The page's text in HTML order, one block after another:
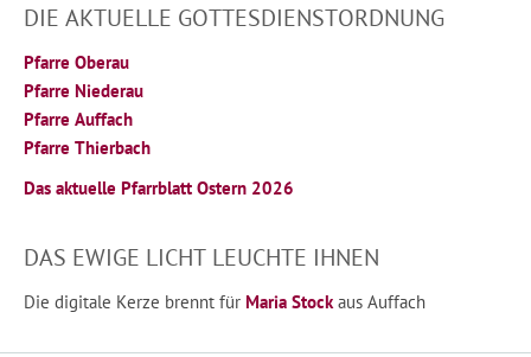
DIE AKTUELLE GOTTESDIENSTORDNUNG
Pfarre Oberau
Pfarre Niederau
Pfarre Auffach
Pfarre Thierbach
Das aktuelle Pfarrblatt Ostern 2026
DAS EWIGE LICHT LEUCHTE IHNEN
Die digitale Kerze brennt für Maria Stock aus Auffach